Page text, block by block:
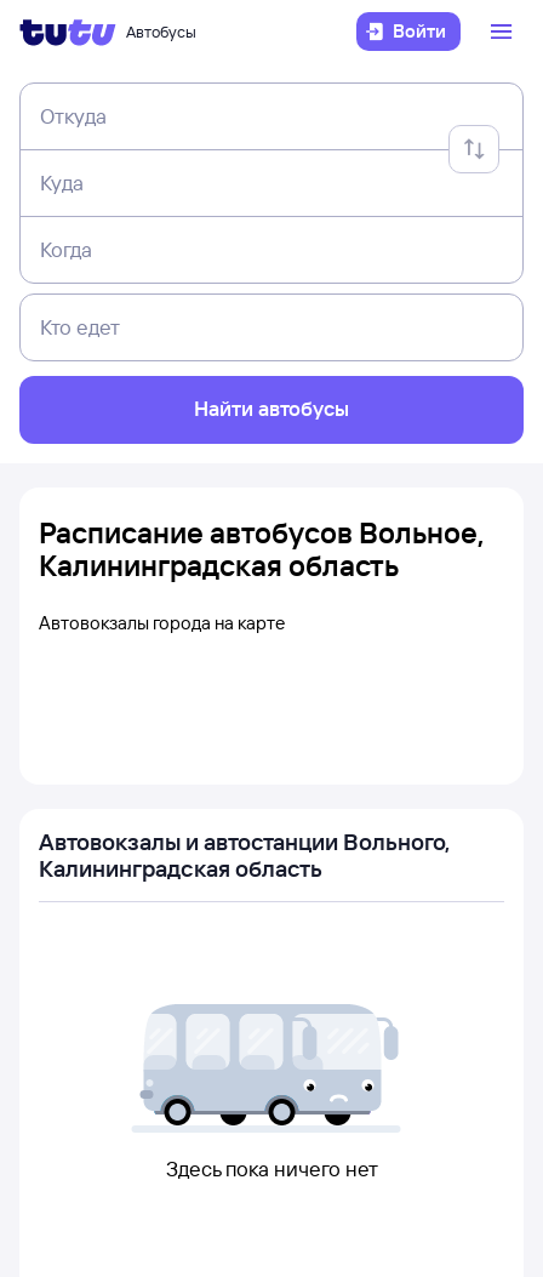
Автобусы Войти
Откуда
Куда
Когда
Кто едет
Найти автобусы
Расписание автобусов Вольное,
Калининградская область
Автовокзалы города на карте
Автовокзалы и автостанции Вольного,
Калининградская область
Здесь пока ничего нет